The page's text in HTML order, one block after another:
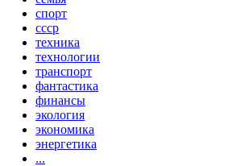
спорт
ссср
техника
технологии
транспорт
фантастика
финансы
экология
экономика
энергетика
...